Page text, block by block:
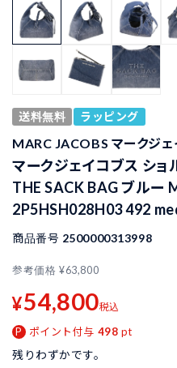
送料無料 ラッピング
MARC JACOBS マークジェ
マークジェイコブス ショ
THE SACK BAG ブルー
2P5HSH028H03 492
商品番号 2500000313998
参考価格 ¥63,800
¥54,800税込
ポイント付与 498 pt
残りわずかです。